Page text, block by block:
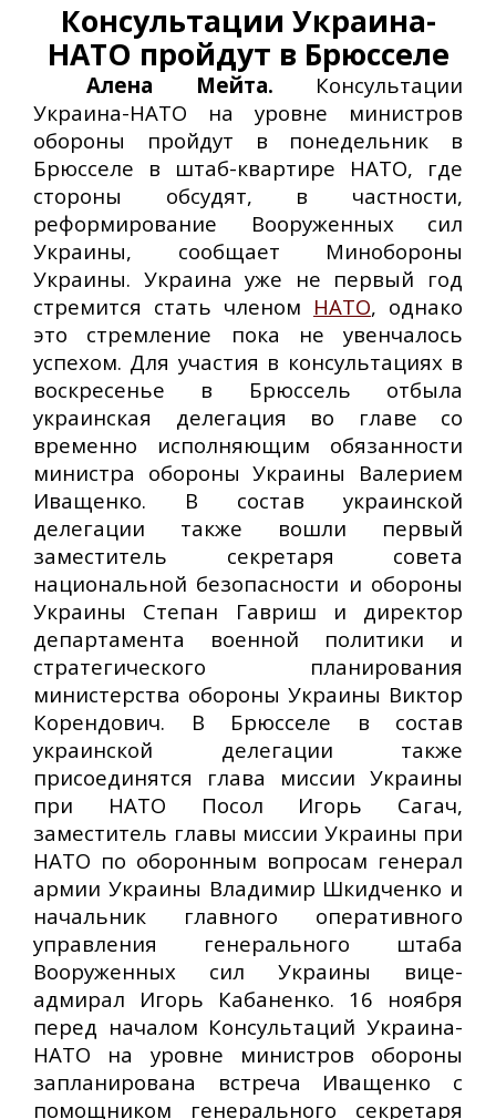
Консультации Украина-
НАТО пройдут в Брюсселе
Алена Мейта. Консультации
Украина-НАТО на уровне министров
обороны пройдут в понедельник в
Брюсселе в штаб-квартире НАТО, где
стороны обсудят, в частности,
реформирование Вооруженных сил
Украины, сообщает Минобороны
Украины. Украина уже не первый год
стремится стать членом НАТО, однако
это стремление пока не увенчалось
успехом. Для участия в консультациях в
воскресенье в Брюссель отбыла
украинская делегация во главе со
временно исполняющим обязанности
министра обороны Украины Валерием
Иващенко. В состав украинской
делегации также вошли первый
заместитель секретаря совета
национальной безопасности и обороны
Украины Степан Гавриш и директор
департамента военной политики и
стратегического планирования
министерства обороны Украины Виктор
Корендович. В Брюсселе в состав
украинской делегации также
присоединятся глава миссии Украины
при НАТО Посол Игорь Сагач,
заместитель главы миссии Украины при
НАТО по оборонным вопросам генерал
армии Украины Владимир Шкидченко и
начальник главного оперативного
управления генерального штаба
Вооруженных сил Украины вице-
адмирал Игорь Кабаненко. 16 ноября
перед началом Консультаций Украина-
НАТО на уровне министров обороны
запланирована встреча Иващенко с
помощником генерального секретаря